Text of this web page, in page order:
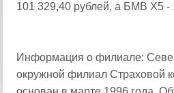
101 329,40 рублей, а БМВ Х5 -
Информация о филиале:
окружной филиал Страховой